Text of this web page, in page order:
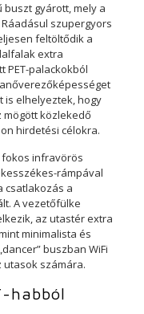
buszt gyárott, mely a
szupergyors
feltöltődik a
extra
PET-palackokból
is elhelyeztek, hogy
közlekedő
hirdetési célokra.
fokos infravörös
rámpával
csatlakozás a
A vezetőfülke
az utastér extra
minimalista és
buszban WiFi
utasok számára.
habból